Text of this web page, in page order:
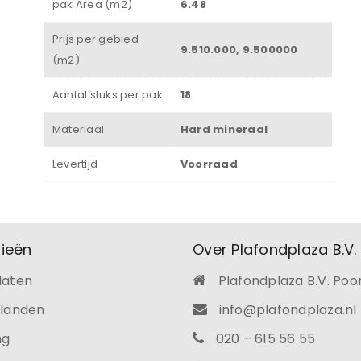
pak Area (m2) 6.48
Prijs per gebied
(m2)
9.510.000, 9.500000
Aantal stuks per pak 18
Materiaal Hard mineraal
Levertijd Voorraad
Over Plafondplaza B.V.
Plafondplaza B.V.
info@plafondplaza.nl
020 – 615 56 55